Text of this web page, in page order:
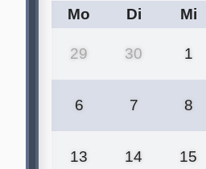
Mo
Di Mi
29 30 1
6 7 8
13 14 15